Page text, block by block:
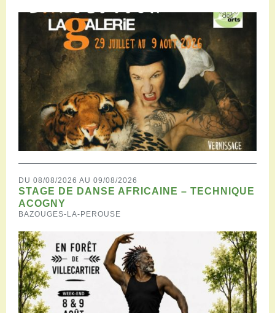
DU 08/08/2026 AU 09/08/2026
STAGE DE DANSE AFRICAINE – TECHNIQUE
ACOGNY
BAZOUGES-LA-PEROUSE